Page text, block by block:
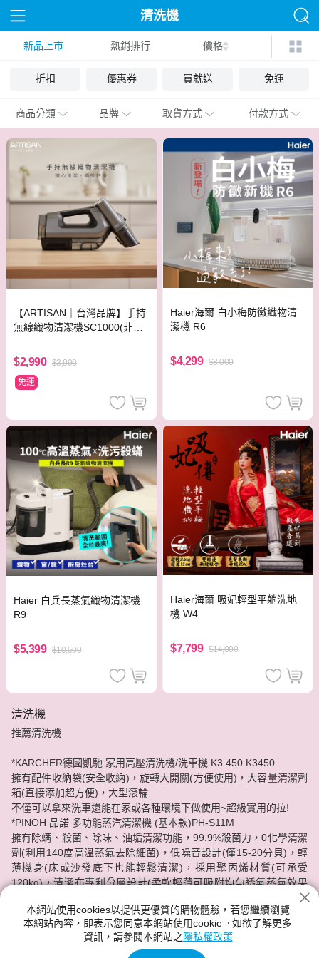
清洗機
新品上市 熱銷排行 價格
折扣 優惠券 買就送 免運
商品分類 品牌 取貨方式 付款方式
【ARTISAN｜台灣品牌】手持
無線織物清潔機SC1000(非吸
$2,990 $3,990
免運
Haier海爾 白小梅防黴織物清
潔機 R6
$4,299 $8,000
Haier 白兵長蒸氣織物清潔機
R9
$5,399 $10,500
Haier海爾 吸妃輕型平躺洗地
機 W4
$7,799 $14,000
清洗機
推薦清洗機
*KARCHER德國凱馳 家用高壓清洗機/洗車機 K3.450 K3450
擁有配件收納袋(安全收納)，旋轉大開關(方便使用)，大容量清潔劑
箱(直接添加超方便)，大型滾輪
不僅可以拿來洗車還能在家或各種環境下做使用~超級實用的拉!
*PINOH 品諾 多功能蒸汽清潔機 (基本款)PH-S11M
擁有除螨、殺菌、除味、油垢清潔功能，99.9%殺菌力，0化學清潔
劑(利用140度高溫蒸氣去除細菌)，低噪音設計(僅15-20分貝)，輕
薄機身(床或沙發底下也能輕鬆清潔)，採用聚丙烯材質(可承受
120kg)，清潔布專利分層設計(柔軟輕薄可吸附均勻透氣蒸氣效果
各牌清洗機任你挑選，分期零利率!神腦給你最實惠的價格，最安心
本網站使用cookies以提供更優質的購物體驗，若您繼續瀏覽
本網站內容，即表示您同意本網站使用cookie。如欲了解更多
資訊，請參閱本網站之 隱私權政策